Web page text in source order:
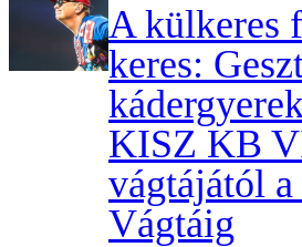
A külkeres
keres:
KISZ KB
vágtájától
Vágtáig